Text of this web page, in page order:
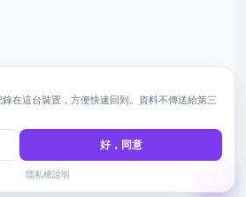
在這台裝置，方便快速回到。資料不傳送給第三
好，同意
隱私權說明